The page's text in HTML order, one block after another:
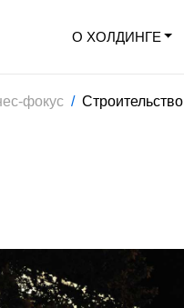
О ХОЛДИНГЕ
фокус Строительство